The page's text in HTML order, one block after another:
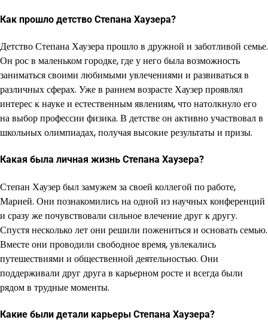
Как прошло детство Степана Хаузера?
Детство Степана Хаузера прошло в дружной и заботливой семье.
Он рос в маленьком городке, где у него была возможность
заниматься своими любимыми увлечениями и развиваться в
различных сферах. Уже в раннем возрасте Хаузер проявлял
интерес к науке и естественным явлениям, что натолкнуло его
на выбор профессии физика. В детстве он активно участвовал в
школьных олимпиадах, получая высокие результаты и призы.
Какая была личная жизнь Степана Хаузера?
Степан Хаузер был замужем за своей коллегой по работе,
Марией. Они познакомились на одной из научных конференций
и сразу же почувствовали сильное влечение друг к другу.
Спустя несколько лет они решили пожениться и основать семью.
Вместе они проводили свободное время, увлекались
путешествиями и общественной деятельностью. Они
поддерживали друг друга в карьерном росте и всегда были
рядом в трудные моменты.
Какие были детали карьеры Степана Хаузера?